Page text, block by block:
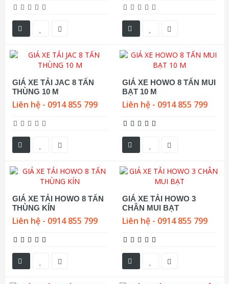
GIÁ XE TẢI JAC 8 TẤN
THÙNG 10 M
Liên hệ - 0914 855 799
GIÁ XE HOWO 8 TẤN MUI
BẠT 10 M
Liên hệ - 0914 855 799
GIÁ XE TẢI HOWO 8 TẤN
THÙNG KÍN
Liên hệ - 0914 855 799
GIÁ XE TẢI HOWO 3
CHÂN MUI BẠT
Liên hệ - 0914 855 799